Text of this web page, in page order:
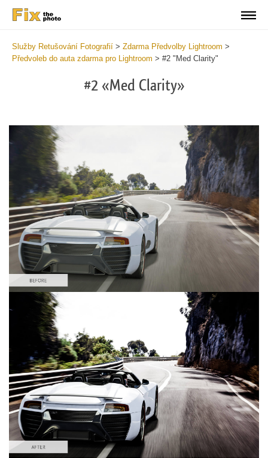
Služby Retušování Fotografií > Zdarma Předvolby Lightroom >
Předvoleb do auta zdarma pro Lightroom > #2 "Med Clarity"
#2 «Med Clarity»
Prosím vyberte
Car Lightroom Preset #2
Film Effect
(30 Lr Presets)
Must-Have Collection
(1432 Lr Presets)
Entire Collection